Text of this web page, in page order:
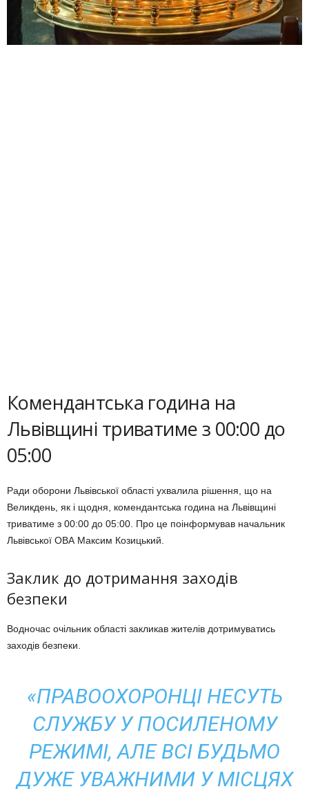
Комендантська година на
Львівщині триватиме з 00:00 до
05:00
Ради оборони Львівської області ухвалила рішення, що на
Великдень, як і щодня, комендантська година на Львівщині
триватиме з 00:00 до 05:00. Про це поінформував начальник
Львівської ОВА Максим Козицький.
Заклик до дотримання заходів
безпеки
Водночас очільник області закликав жителів дотримуватись
заходів безпеки.
«ПРАВООХОРОНЦІ НЕСУТЬ
СЛУЖБУ У ПОСИЛЕНОМУ
РЕЖИМІ, АЛЕ ВСІ БУДЬМО
ДУЖЕ УВАЖНИМИ У МІСЦЯХ